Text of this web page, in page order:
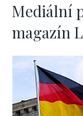
Mediální
magazín